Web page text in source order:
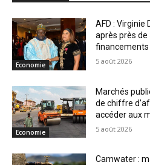
Economie
AFD : Virginie
après près de
financements
5 août 2026
Economie
Marchés
de chiffre
accéder aux
5 août 2026
Camwater :